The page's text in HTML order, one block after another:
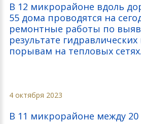
В 12 микрорайоне вдоль
55 дома проводятся на
ремонтные работы по
результате
порывам на тепловых сетях.
4 октября 2023
В 11 микрорайоне между